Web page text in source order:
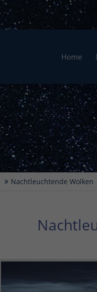
Home
Nachtleuchtende Wolken